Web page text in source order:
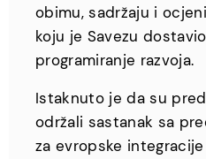
obimu, sadržaju i
koju je Savezu
programiranje razvoja.
Istaknuto je da su
održali sastanak sa
za evropske